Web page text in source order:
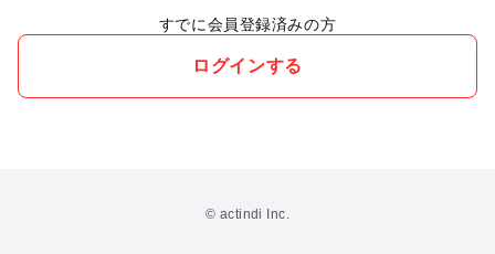
すでに会員登録済みの方
ログインする
© actindi Inc.